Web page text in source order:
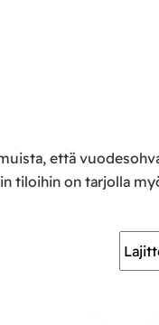
että
tiloihin on tarjolla